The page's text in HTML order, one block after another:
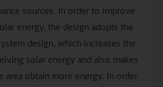
sources. In order to improve
energy, the design adopts the
design, which increases the
solar energy and also makes
area obtain more energy. In order